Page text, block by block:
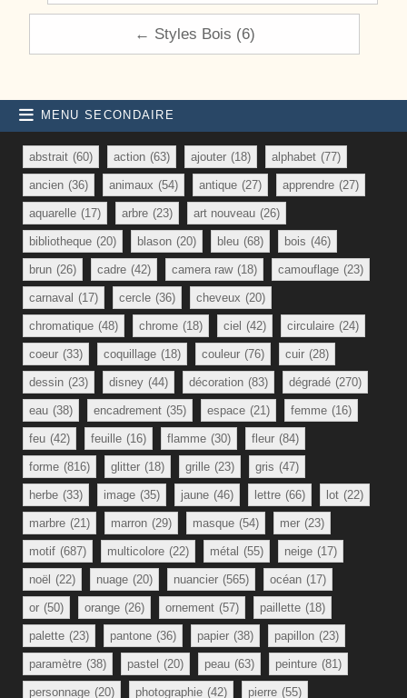
← Styles Bois (6)
MENU SECONDAIRE
abstrait (60) action (63) ajouter (18) alphabet (77)
ancien (36) animaux (54) antique (27) apprendre (27)
aquarelle (17) arbre (23) art nouveau (26)
bibliotheque (20) blason (20) bleu (68) bois (46)
brun (26) cadre (42) camera raw (18) camouflage (23)
carnaval (17) cercle (36) cheveux (20)
chromatique (48) chrome (18) ciel (42) circulaire (24)
coeur (33) coquillage (18) couleur (76) cuir (28)
dessin (23) disney (44) décoration (83) dégradé (270)
eau (38) encadrement (35) espace (21) femme (16)
feu (42) feuille (16) flamme (30) fleur (84)
forme (816) glitter (18) grille (23) gris (47)
herbe (33) image (35) jaune (46) lettre (66) lot (22)
marbre (21) marron (29) masque (54) mer (23)
motif (687) multicolore (22) métal (55) neige (17)
noël (22) nuage (20) nuancier (565) océan (17)
or (50) orange (26) ornement (57) paillette (18)
palette (23) pantone (36) papier (38) papillon (23)
paramètre (38) pastel (20) peau (63) peinture (81)
personnage (20) photographie (42) pierre (55)